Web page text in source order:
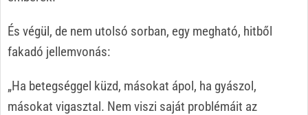
És végül, de nem utolsó sorban, egy megható, hitből
fakadó jellemvonás:
„Ha betegséggel küzd, másokat ápol, ha gyászol,
másokat vigasztal. Nem viszi saját problémáit az